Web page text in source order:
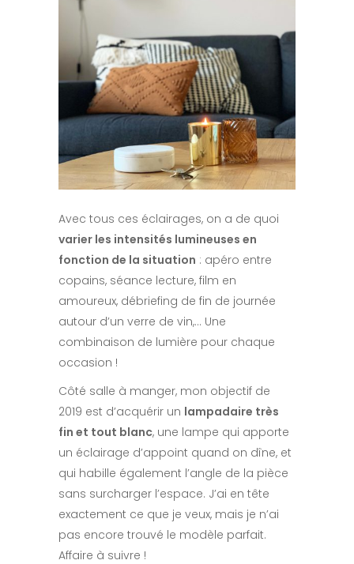
Avec tous ces éclairages, on a de quoi
varier les intensités lumineuses en
fonction de la situation : apéro entre
copains, séance lecture, film en
amoureux, débriefing de fin de journée
autour d’un verre de vin,… Une
combinaison de lumière pour chaque
occasion !
Côté salle à manger, mon objectif de
2019 est d’acquérir un lampadaire très
fin et tout blanc, une lampe qui apporte
un éclairage d’appoint quand on dîne, et
qui habille également l’angle de la pièce
sans surcharger l’espace. J’ai en tête
exactement ce que je veux, mais je n’ai
pas encore trouvé le modèle parfait.
Affaire à suivre !